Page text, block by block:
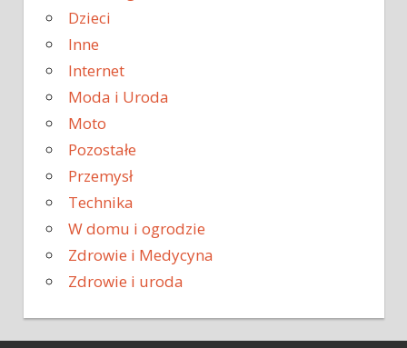
Dzieci
Inne
Internet
Moda i Uroda
Moto
Pozostałe
Przemysł
Technika
W domu i ogrodzie
Zdrowie i Medycyna
Zdrowie i uroda